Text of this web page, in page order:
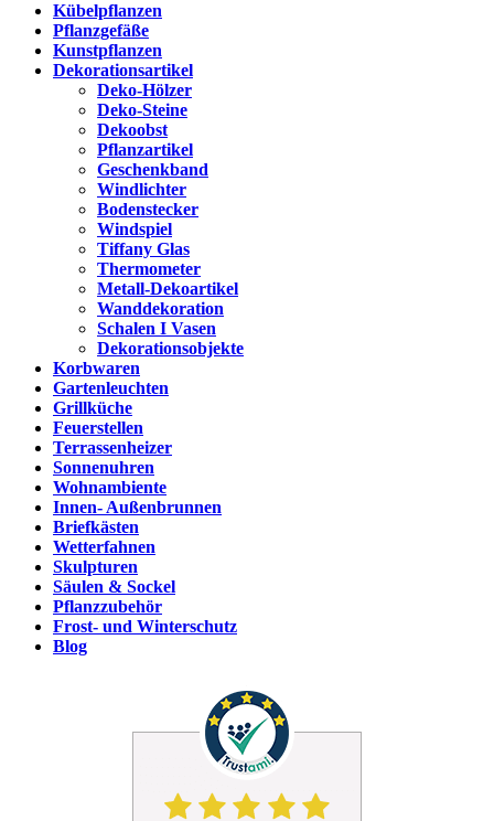
Kübelpflanzen
Pflanzgefäße
Kunstpflanzen
Dekorationsartikel
Deko-Hölzer
Deko-Steine
Dekoobst
Pflanzartikel
Geschenkband
Windlichter
Bodenstecker
Windspiel
Tiffany Glas
Thermometer
Metall-Dekoartikel
Wanddekoration
Schalen I Vasen
Dekorationsobjekte
Korbwaren
Gartenleuchten
Grillküche
Feuerstellen
Terrassenheizer
Sonnenuhren
Wohnambiente
Innen- Außenbrunnen
Briefkästen
Wetterfahnen
Skulpturen
Säulen & Sockel
Pflanzzubehör
Frost- und Winterschutz
Blog